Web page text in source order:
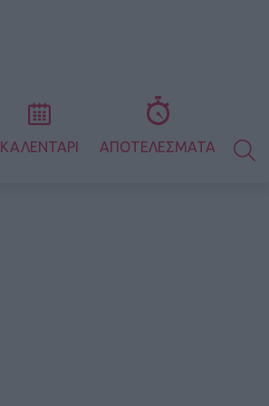
ΚΑΛΕΝΤΑΡΙ ΑΠΟΤΕΛΕΣΜΑΤΑ